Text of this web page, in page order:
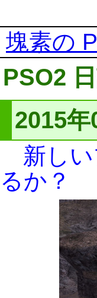
塊素の
PSO2
2015年
新しい
るか？